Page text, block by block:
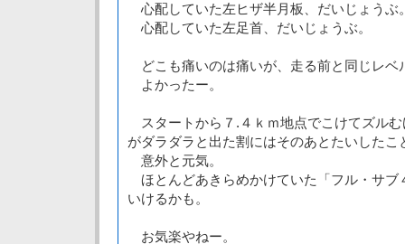
心配していた左ヒザ半月板、だいじょうぶ
心配していた左足首、だいじょうぶ。
どこも痛いのは痛いが、走る前と同じレベ
よかったー。
スタートから７.４ｋｍ地点でこけてズル
がダラダラと出た割にはそのあとたいしたこ
意外と元気。
ほとんどあきらめかけていた「フル・サブ
いけるかも。
お気楽やねー。